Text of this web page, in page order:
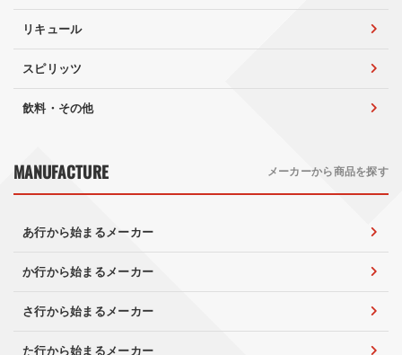
リキュール
スピリッツ
飲料・その他
MANUFACTURE メーカーから商品を探す
あ行から始まるメーカー
か行から始まるメーカー
さ行から始まるメーカー
た行から始まるメーカー